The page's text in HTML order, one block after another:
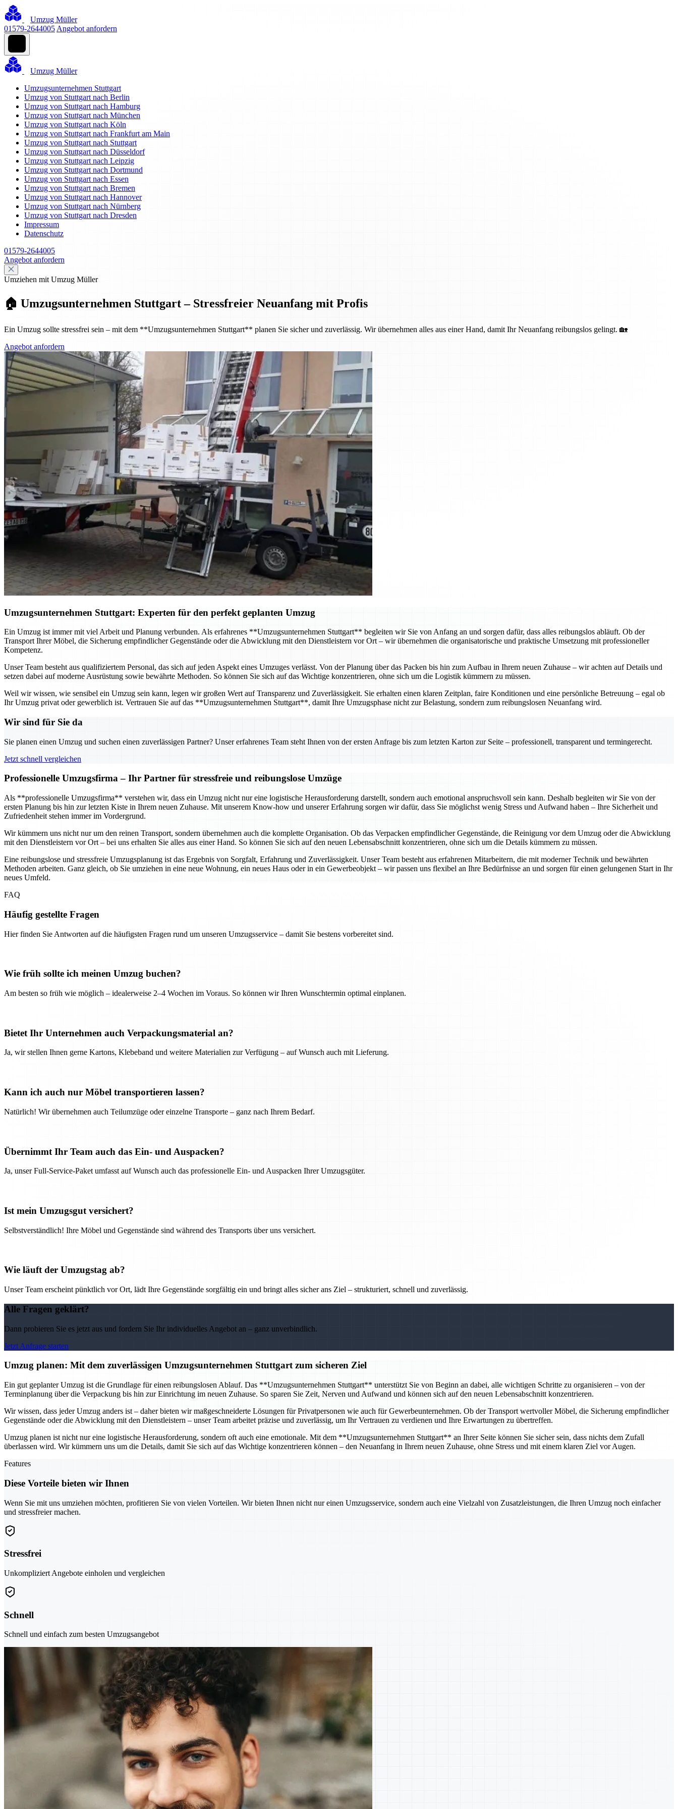
Umzug Müller
01579-2644005 Angebot anfordern
Umzug Müller
Umzugsunternehmen Stuttgart
Umzug von Stuttgart nach Berlin
Umzug von Stuttgart nach Hamburg
Umzug von Stuttgart nach München
Umzug von Stuttgart nach Köln
Umzug von Stuttgart nach Frankfurt am Main
Umzug von Stuttgart nach Stuttgart
Umzug von Stuttgart nach Düsseldorf
Umzug von Stuttgart nach Leipzig
Umzug von Stuttgart nach Dortmund
Umzug von Stuttgart nach Essen
Umzug von Stuttgart nach Bremen
Umzug von Stuttgart nach Hannover
Umzug von Stuttgart nach Nürnberg
Umzug von Stuttgart nach Dresden
Impressum
Datenschutz
01579-2644005
Angebot anfordern
Umziehen mit Umzug Müller
🏠 Umzugsunternehmen Stuttgart – Stressfreier Neuanfang mit Profis
Ein Umzug sollte stressfrei sein – mit dem **Umzugsunternehmen Stuttgart** planen Sie sicher und zuverlässig. Wir übernehmen alles aus einer Hand, damit Ihr Neuanfang reibungslos gelingt. 🏡
Angebot anfordern
Umzugsunternehmen Stuttgart: Experten für den perfekt geplanten Umzug
Ein Umzug ist immer mit viel Arbeit und Planung verbunden. Als erfahrenes **Umzugsunternehmen Stuttgart** begleiten wir Sie von Anfang an und sorgen dafür, dass alles reibungslos abläuft. Ob der
Transport Ihrer Möbel, die Sicherung empfindlicher Gegenstände oder die Abwicklung mit den Dienstleistern vor Ort – wir übernehmen die organisatorische und praktische Umsetzung mit professioneller
Kompetenz.
Unser Team besteht aus qualifiziertem Personal, das sich auf jeden Aspekt eines Umzuges verlässt. Von der Planung über das Packen bis hin zum Aufbau in Ihrem neuen Zuhause – wir achten auf Details und
setzen dabei auf moderne Ausrüstung sowie bewährte Methoden. So können Sie sich auf das Wichtige konzentrieren, ohne sich um die Logistik kümmern zu müssen.
Weil wir wissen, wie sensibel ein Umzug sein kann, legen wir großen Wert auf Transparenz und Zuverlässigkeit. Sie erhalten einen klaren Zeitplan, faire Konditionen und eine persönliche Betreuung – egal ob
Ihr Umzug privat oder gewerblich ist. Vertrauen Sie auf das **Umzugsunternehmen Stuttgart**, damit Ihre Umzugsphase nicht zur Belastung, sondern zum reibungslosen Neuanfang wird.
Wir sind für Sie da
Sie planen einen Umzug und suchen einen zuverlässigen Partner? Unser erfahrenes Team steht Ihnen von der ersten Anfrage bis zum letzten Karton zur Seite – professionell, transparent und termingerecht.
Jetzt schnell vergleichen
Professionelle Umzugsfirma – Ihr Partner für stressfreie und reibungslose Umzüge
Als **professionelle Umzugsfirma** verstehen wir, dass ein Umzug nicht nur eine logistische Herausforderung darstellt, sondern auch emotional anspruchsvoll sein kann. Deshalb begleiten wir Sie von der
ersten Planung bis hin zur letzten Kiste in Ihrem neuen Zuhause. Mit unserem Know-how und unserer Erfahrung sorgen wir dafür, dass Sie möglichst wenig Stress und Aufwand haben – Ihre Sicherheit und
Zufriedenheit stehen immer im Vordergrund.
Wir kümmern uns nicht nur um den reinen Transport, sondern übernehmen auch die komplette Organisation. Ob das Verpacken empfindlicher Gegenstände, die Reinigung vor dem Umzug oder die Abwicklung
mit den Dienstleistern vor Ort – bei uns erhalten Sie alles aus einer Hand. So können Sie sich auf den neuen Lebensabschnitt konzentrieren, ohne sich um die Details kümmern zu müssen.
Eine reibungslose und stressfreie Umzugsplanung ist das Ergebnis von Sorgfalt, Erfahrung und Zuverlässigkeit. Unser Team besteht aus erfahrenen Mitarbeitern, die mit moderner Technik und bewährten
Methoden arbeiten. Ganz gleich, ob Sie umziehen in eine neue Wohnung, ein neues Haus oder in ein Gewerbeobjekt – wir passen uns flexibel an Ihre Bedürfnisse an und sorgen für einen gelungenen Start in Ihr
neues Umfeld.
FAQ
Häufig gestellte Fragen
Hier finden Sie Antworten auf die häufigsten Fragen rund um unseren Umzugsservice – damit Sie bestens vorbereitet sind.
Wie früh sollte ich meinen Umzug buchen?
Am besten so früh wie möglich – idealerweise 2–4 Wochen im Voraus. So können wir Ihren Wunschtermin optimal einplanen.
Bietet Ihr Unternehmen auch Verpackungsmaterial an?
Ja, wir stellen Ihnen gerne Kartons, Klebeband und weitere Materialien zur Verfügung – auf Wunsch auch mit Lieferung.
Kann ich auch nur Möbel transportieren lassen?
Natürlich! Wir übernehmen auch Teilumzüge oder einzelne Transporte – ganz nach Ihrem Bedarf.
Übernimmt Ihr Team auch das Ein- und Auspacken?
Ja, unser Full-Service-Paket umfasst auf Wunsch auch das professionelle Ein- und Auspacken Ihrer Umzugsgüter.
Ist mein Umzugsgut versichert?
Selbstverständlich! Ihre Möbel und Gegenstände sind während des Transports über uns versichert.
Wie läuft der Umzugstag ab?
Unser Team erscheint pünktlich vor Ort, lädt Ihre Gegenstände sorgfältig ein und bringt alles sicher ans Ziel – strukturiert, schnell und zuverlässig.
Alle Fragen geklärt?
Dann probieren Sie es jetzt aus und fordern Sie Ihr individuelles Angebot an – ganz unverbindlich.
Jetzt Anfrage starten
Umzug planen: Mit dem zuverlässigen Umzugsunternehmen Stuttgart zum sicheren Ziel
Ein gut geplanter Umzug ist die Grundlage für einen reibungslosen Ablauf. Das **Umzugsunternehmen Stuttgart** unterstützt Sie von Beginn an dabei, alle wichtigen Schritte zu organisieren – von der
Terminplanung über die Verpackung bis hin zur Einrichtung im neuen Zuhause. So sparen Sie Zeit, Nerven und Aufwand und können sich auf den neuen Lebensabschnitt konzentrieren.
Wir wissen, dass jeder Umzug anders ist – daher bieten wir maßgeschneiderte Lösungen für Privatpersonen wie auch für Gewerbeunternehmen. Ob der Transport wertvoller Möbel, die Sicherung empfindlicher
Gegenstände oder die Abwicklung mit den Dienstleistern – unser Team arbeitet präzise und zuverlässig, um Ihr Vertrauen zu verdienen und Ihre Erwartungen zu übertreffen.
Umzug planen ist nicht nur eine logistische Herausforderung, sondern oft auch eine emotionale. Mit dem **Umzugsunternehmen Stuttgart** an Ihrer Seite können Sie sicher sein, dass nichts dem Zufall
überlassen wird. Wir kümmern uns um die Details, damit Sie sich auf das Wichtige konzentrieren können – den Neuanfang in Ihrem neuen Zuhause, ohne Stress und mit einem klaren Ziel vor Augen.
Features
Diese Vorteile bieten wir Ihnen
Wenn Sie mit uns umziehen möchten, profitieren Sie von vielen Vorteilen. Wir bieten Ihnen nicht nur einen Umzugsservice, sondern auch eine Vielzahl von Zusatzleistungen, die Ihren Umzug noch einfacher
und stressfreier machen.
Stressfrei
Unkompliziert Angebote einholen und vergleichen
Schnell
Schnell und einfach zum besten Umzugsangebot